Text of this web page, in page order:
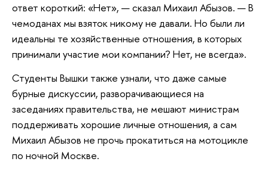
ответ короткий: «Нет», — сказал Михаил Абызов. — В
чемоданах мы взяток никому не давали. Но были ли
идеальны те хозяйственные отношения, в которых
принимали участие мои компании? Нет, не всегда».
Студенты Вышки также узнали, что даже самые
бурные дискуссии, разворачивающиеся на
заседаниях правительства, не мешают министрам
поддерживать хорошие личные отношения, а сам
Михаил Абызов не прочь прокатиться на мотоцикле
по ночной Москве.